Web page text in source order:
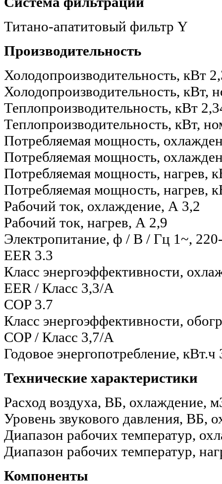
Титано-апатитовый фильтр Y
Производительность
Холодопроизводительность, кВт
Холодопроизводительность, кВт,
Теплопроизводительность, кВт
Теплопроизводительность, кВт,
Потребляемая мощность,
Потребляемая мощность,
Потребляемая мощность, нагрев,
Потребляемая мощность, нагрев,
Рабочий ток, охлаждение, А 3,2
Рабочий ток, нагрев, А 2,9
Электропитание, ф / В / Гц 1~,
EER 3.3
Класс энергоэффективности,
EER / Класс 3,3/A
COP 3.7
Класс энергоэффективности,
COP / Класс 3,7/A
Годовое энергопотребление, кВт.ч
Технические характеристики
Расход воздуха, ВБ, охлаждение,
Уровень звукового давления, ВБ,
Диапазон рабочих температур,
Диапазон рабочих температур,
Компоненты